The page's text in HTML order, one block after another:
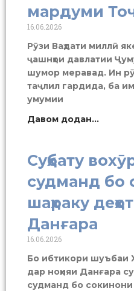
мардуми
16.06.2026
Рӯзи Ваҳдати миллӣ
ҷашнҳои давлатии
шумор меравад. Ин
таҷлил гардида, ба
умумии
Давом додан...
Суҳбату
судманд бо
шаҳраку
Данғара
16.06.2026
Бо ибтикори шуъбаи
дар ноҳияи Данғара
судманд бо сокинони